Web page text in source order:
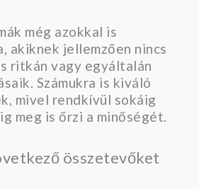
még azokkal is
akiknek jellemzően nincs
ritkán vagy egyáltalán
Számukra is kiváló
mivel rendkívül sokáig
meg is őrzi a minőségét.
összetevőket